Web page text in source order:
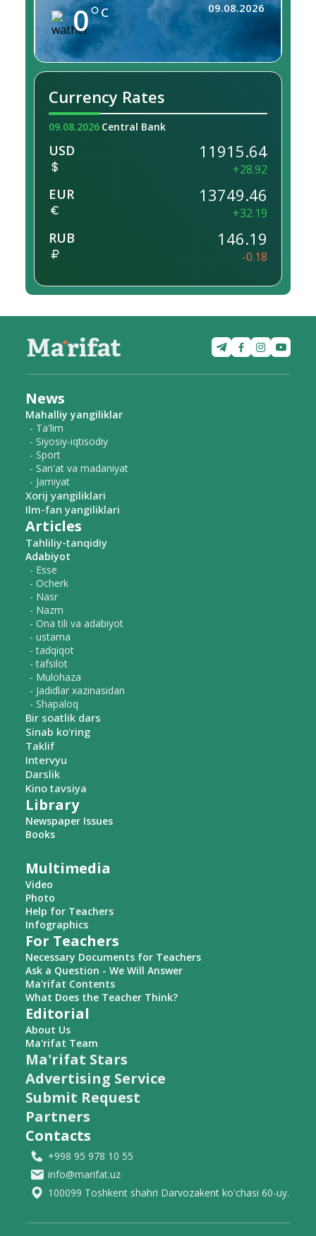
0 C 09.08.2026
Currency Rates
09.08.2026 Central Bank
USD 11915.64
+28.92
EUR 13749.46
+32.19
RUB 146.19
-0.18
News
Mahalliy yangiliklar
- Ta'lim
- Siyosiy-iqtisodiy
- Sport
- San'at va madaniyat
- Jamiyat
Xorij yangiliklari
Ilm-fan yangiliklari
Articles
Tahliliy-tanqidiy
Adabiyot
- Esse
- Ocherk
- Nasr
- Nazm
- Ona tili va adabiyot
- ustama
- tadqiqot
- tafsilot
- Mulohaza
- Jadidlar xazinasidan
- Shapaloq
Bir soatlik dars
Sinab ko‘ring
Taklif
Intervyu
Darslik
Kino tavsiya
Library
Newspaper Issues
Books
Multimedia
Video
Photo
Help for Teachers
Infographics
For Teachers
Necessary Documents for Teachers
Ask a Question - We Will Answer
Ma'rifat Contents
What Does the Teacher Think?
Editorial
About Us
Ma'rifat Team
Ma'rifat Stars
Advertising Service
Submit Request
Partners
Contacts
+998 95 978 10 55
info@marifat.uz
100099 Toshkent shahri Darvozakent ko'chasi 60-uy.